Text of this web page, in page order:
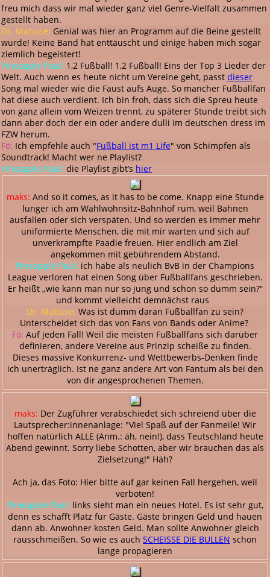
freu mich dass wir mal wieder ganz viel Genre-Vielfalt zusammen
gestellt haben.
Dr. Mabuse: Genial was hier an Programm auf die Beine gestellt
wurde! Keine Band hat enttäuscht und einige haben mich sogar
ziemlich begeistert!
Pineapple Paul: 1,2 Fußball! 1,2 Fußball! Eins der Top 3 Lieder der
Welt. Auch wenn es heute nicht um Vereine geht, passt dieser
Song mal wieder wie die Faust aufs Auge. So mancher Fußballfan
hat diese auch verdient. Ich bin froh, dass sich die Spreu heute
von ganz allein vom Weizen trennt, zu späterer Stunde treibt sich
dann aber doch der ein oder andere dulli im deutschen dress im
FZW herum.
Fö: Ich empfehle auch "Fußball ist m1 Life" von Schimpfen als
Soundtrack! Macht wer ne Playlist?
Pineapple Paul: die Playlist gibt’s hier
maks: And so it comes, as it has to be come. Knapp eine Stunde
lunger ich am Wahlwohnsitz-Bahnhof rum, weil Bahnen
ausfallen oder sich verspäten. Und so werden es immer mehr
uniformierte Menschen, die mit mir warten und sich auf
unverkrampfte Paadie freuen. Hier endlich am Ziel
angekommen mit gebührendem Abstand.
Pineapple Paul: ich habe als neulich BvB in der Champions
League verloren hat einen Song über Fußballfans geschrieben.
Er heißt „wie kann man nur so jung und schon so dumm sein?“
und kommt vielleicht demnächst raus
Dr. Mabuse: Was ist dumm daran Fußballfan zu sein?
Unterscheidet sich das von Fans von Bands oder Anime?
Fö: Auf jeden Fall! Weil die meisten Fußballfans sich darüber
definieren, andere Vereine aus Prinzip scheiße zu finden.
Dieses massive Konkurrenz- und Wettbewerbs-Denken finde
ich unerträglich. Ist ne ganz andere Art von Fantum als bei den
von dir angesprochenen Themen.
maks: Der Zugführer verabschiedet sich schreiend über die
Lautsprecher:innenanlage: "Viel Spaß auf der Fanmeile! Wir
hoffen natürlich ALLE (Anm.: äh, nein!), dass Teutschland heute
Abend gewinnt. Sorry liebe Schotten, aber wir brauchen das als
Zielsetzung!" Häh?
Ach ja, das Foto: Hier bitte auf gar keinen Fall hergehen, weil
verboten!
Pineapple Paul: links sieht man ein neues Hotel. Es ist sehr gut,
denn es schafft Platz für Gäste. Gäste bringen Geld und hauen
dann ab. Anwohner kosten Geld. Man sollte Anwohner gleich
rausschmeißen. So wie es auch SCHEISSE DIE BULLEN schon
lange propagieren